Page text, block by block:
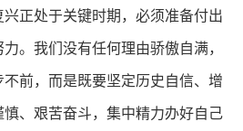
正处于关键时期，必须准备付出
。我们没有任何理由骄傲自满，
前，而是既要坚定历史自信、增
、艰苦奋斗，集中精力办好自己